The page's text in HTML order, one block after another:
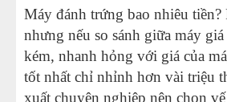
Máy đánh trứng bao nhiêu tiền?
nhưng nếu so sánh giữa máy
kém, nhanh hỏng với giá của
tốt nhất chỉ nhỉnh hơn vài triệu
xuất chuyên nghiệp nên chọn vế